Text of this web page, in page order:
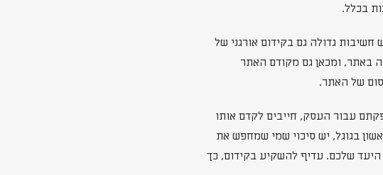
בכלל.
גדולה גם בקידום אורגני של
באתר, ומכאן גם מקודם האתר
של האתר.
עבור העסק, חייבים לקדם אותו
בגוגל, יש סיכוי שמי שמחפש את
שלכם. עדיף להשקיע בקידום, כך